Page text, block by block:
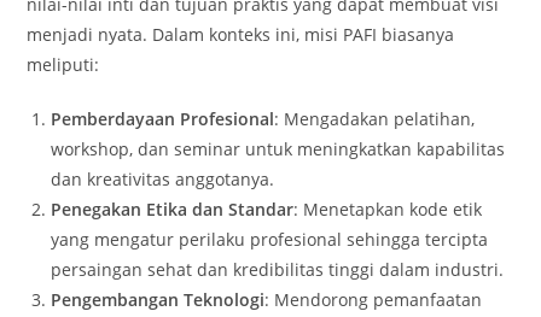
menjadi nyata. Dalam konteks ini, misi PAFI biasanya
meliputi:
Pemberdayaan Profesional: Mengadakan pelatihan,
workshop, dan seminar untuk meningkatkan kapabilitas
dan kreativitas anggotanya.
Penegakan Etika dan Standar: Menetapkan kode etik
yang mengatur perilaku profesional sehingga tercipta
persaingan sehat dan kredibilitas tinggi dalam industri.
Pengembangan Teknologi: Mendorong pemanfaatan